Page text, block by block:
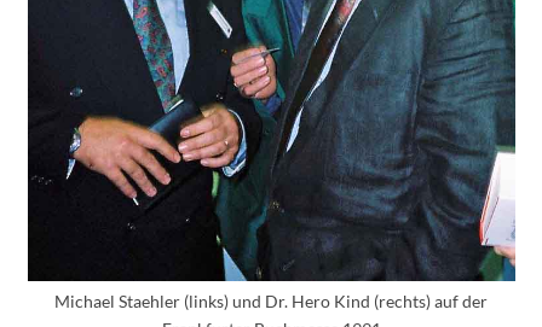
Michael Staehler (links) und Dr. Hero Kind (rechts) auf der